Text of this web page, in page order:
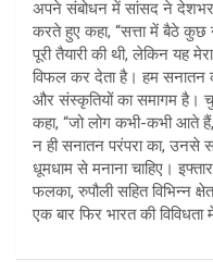
अपने संबोधन में सांसद ने
करते हुए कहा, “सत्ता में बैठे कुछ
पूरी तैयारी की थी, लेकिन यह
विफल कर देता है। हम सनातन
और संस्कृतियों का समागम है।
कहा, “जो लोग कभी-कभी आते
न ही सनातन परंपरा का, उनसे
धूमधाम से मनाना चाहिए।
फलका, रुपौली सहित विभिन्न
एक बार फिर भारत की